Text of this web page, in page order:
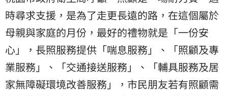
時尋求支援，是為了走更長遠的路，在這個屬於
母親與家庭的月份，最好的禮物就是「一份安
心」，長照服務提供「喘息服務」、「照顧及專
業服務」、「交通接送服務」、「輔具服務及居
家無障礙環境改善服務」，市民朋友若有照顧需